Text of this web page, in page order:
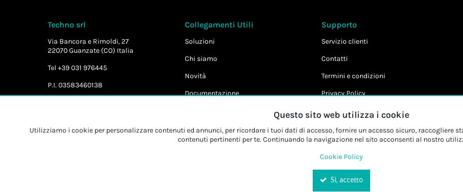
Techno srl
Via Bancora e Rimoldi, 27
22070 Guanzate (CO) Italia
Tel +39 031 976445
P.I. 03583460138
Collegamenti Utili
Soluzioni
Chi siamo
Novità
Documentazione
Supporto
Servizio clienti
Contatti
Termini e condizioni
Privacy Policy
Cookie Policy
Questo sito web utilizza i cookie
Utilizziamo i cookie per personalizzare contenuti ed annunci, per ricordare i tuoi dati di accesso, fornire un accesso sicuro, raccogliere
contenuti pertinenti per te. Continuando la navigazione nel sito acconsenti al nostro
Cookie Policy
Sì, accetto